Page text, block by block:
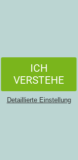
ICH
VERSTEHE
Detaillierte Einstellung